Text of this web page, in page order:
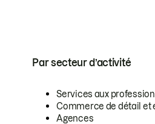
Par secteur d’activité
Services aux
Commerce de détail et
Agences